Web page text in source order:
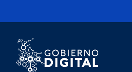
del Ministerio TIC